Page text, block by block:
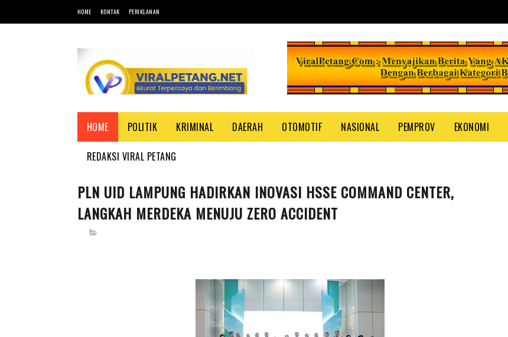
HOME KONTAK PERIKLANAN
HOME POLITIK KRIMINAL DAERAH OTOMOTIF NASIONAL PEMPROV EKONOMI
REDAKSI VIRAL PETANG
PLN UID LAMPUNG HADIRKAN INOVASI HSSE COMMAND CENTER,
LANGKAH MERDEKA MENUJU ZERO ACCIDENT